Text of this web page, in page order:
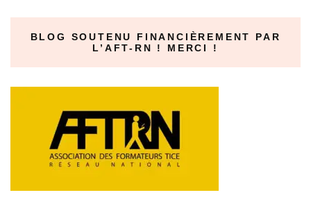
BLOG SOUTENU FINANCIÈREMENT PAR
L’AFT-RN ! MERCI !